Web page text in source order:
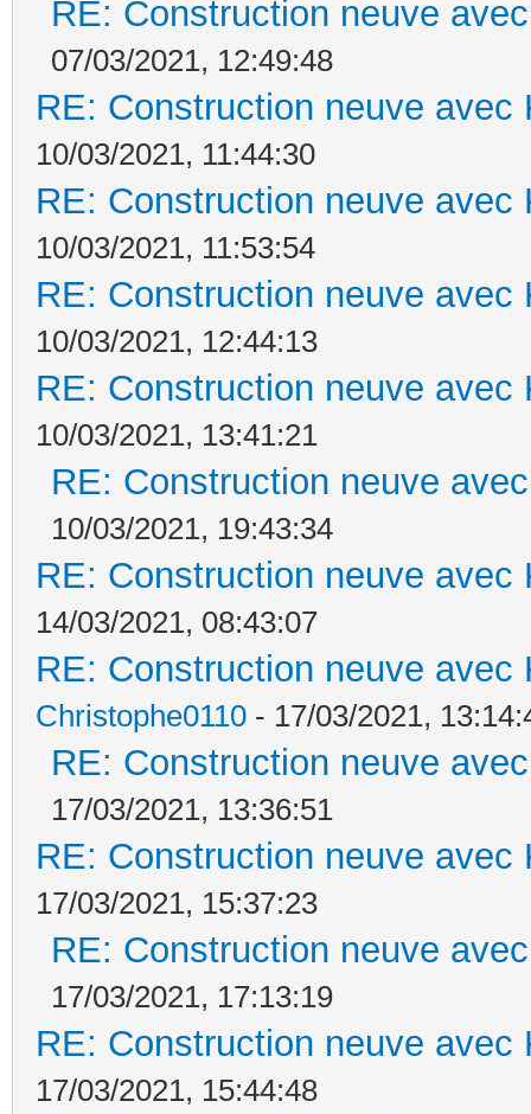
RE: Construction neuve
07/03/2021, 12:49:48
RE: Construction neuve avec
10/03/2021, 11:44:30
RE: Construction neuve avec
10/03/2021, 11:53:54
RE: Construction neuve avec
10/03/2021, 12:44:13
RE: Construction neuve avec
10/03/2021, 13:41:21
RE: Construction neuve
10/03/2021, 19:43:34
RE: Construction neuve avec
14/03/2021, 08:43:07
RE: Construction neuve avec
Christophe0110 - 17/03/2021,
RE: Construction neuve
17/03/2021, 13:36:51
RE: Construction neuve avec
17/03/2021, 15:37:23
RE: Construction neuve
17/03/2021, 17:13:19
RE: Construction neuve avec
17/03/2021, 15:44:48